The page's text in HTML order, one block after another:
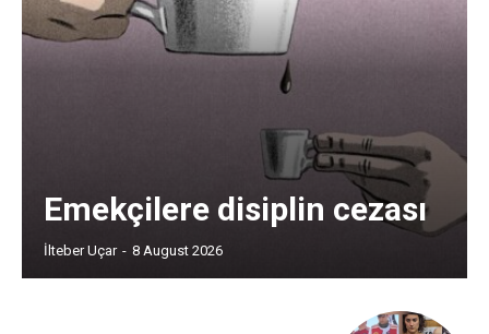
Emekçilere disiplin cezası
İlteber Uçar - 8 August 2026